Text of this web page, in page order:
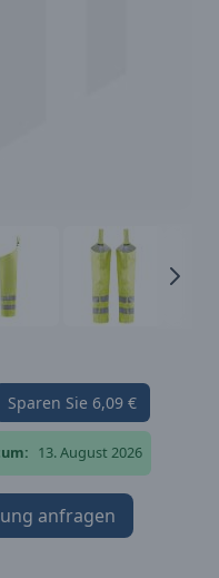
Sparen Sie 6,09 €
13. August 2026
anfragen